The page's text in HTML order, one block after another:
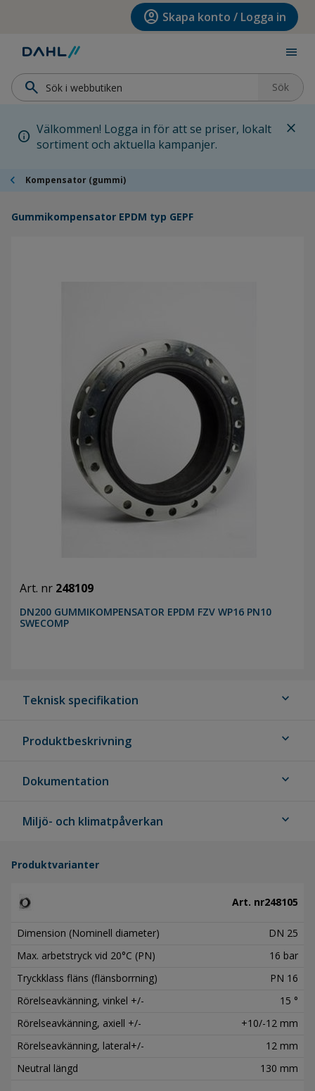
Hoppa till huvudinnehållet account_circle Skapa konto / Logga in
menu
search Sök
info Välkommen! Logga in för att se priser, lokalt
sortiment och aktuella kampanjer.
close
chevron_left Kompensator (gummi)
Gummikompensator EPDM typ GEPF
Art. nr 248109
DN200 GUMMIKOMPENSATOR EPDM FZV WP16 PN10
SWECOMP
Teknisk specifikation expand_more
Produktbeskrivning expand_more
Dokumentation expand_more
Miljö- och klimatpåverkan expand_more
Produktvarianter
Art. nr248105
Dimension (Nominell diameter)
DN 25
Max. arbetstryck vid 20°C (PN)
16 bar
Tryckklass fläns (flänsborrning)
PN 16
Rörelseavkänning, vinkel +/-
15 °
Rörelseavkänning, axiell +/-
+10/-12 mm
Rörelseavkänning, lateral+/-
12 mm
Neutral längd
130 mm